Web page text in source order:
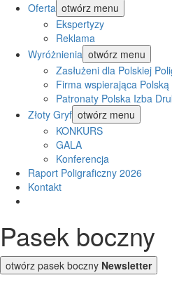
Oferta otwórz menu
Ekspertyzy
Reklama
Wyróżnienia otwórz menu
Zasłużeni dla Polskiej
Firma wspierająca
Patronaty Polska Izba
Złoty Gryf otwórz menu
KONKURS
GALA
Konferencja
Raport Poligraficzny 2026
Kontakt
Pasek boczny
otwórz pasek boczny Newsletter